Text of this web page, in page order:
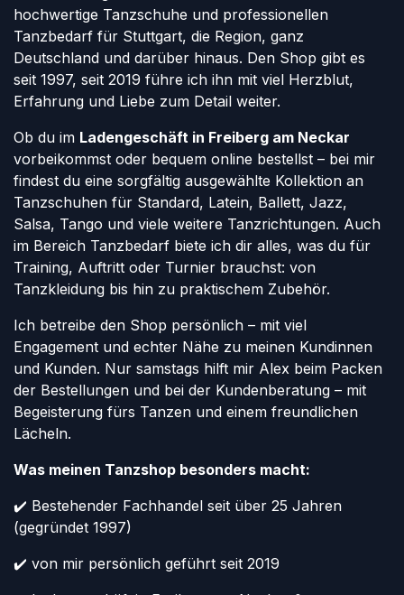
hochwertige Tanzschuhe und professionellen
Tanzbedarf für Stuttgart, die Region, ganz
Deutschland und darüber hinaus. Den Shop gibt es
seit 1997, seit 2019 führe ich ihn mit viel Herzblut,
Erfahrung und Liebe zum Detail weiter.
Ob du im Ladengeschäft in Freiberg am Neckar
vorbeikommst oder bequem online bestellst – bei mir
findest du eine sorgfältig ausgewählte Kollektion an
Tanzschuhen für Standard, Latein, Ballett, Jazz,
Salsa, Tango und viele weitere Tanzrichtungen. Auch
im Bereich Tanzbedarf biete ich dir alles, was du für
Training, Auftritt oder Turnier brauchst: von
Tanzkleidung bis hin zu praktischem Zubehör.
Ich betreibe den Shop persönlich – mit viel
Engagement und echter Nähe zu meinen Kundinnen
und Kunden. Nur samstags hilft mir Alex beim Packen
der Bestellungen und bei der Kundenberatung – mit
Begeisterung fürs Tanzen und einem freundlichen
Lächeln.
Was meinen Tanzshop besonders macht:
✔️ Bestehender Fachhandel seit über 25 Jahren
(gegründet 1997)
✔️ von mir persönlich geführt seit 2019